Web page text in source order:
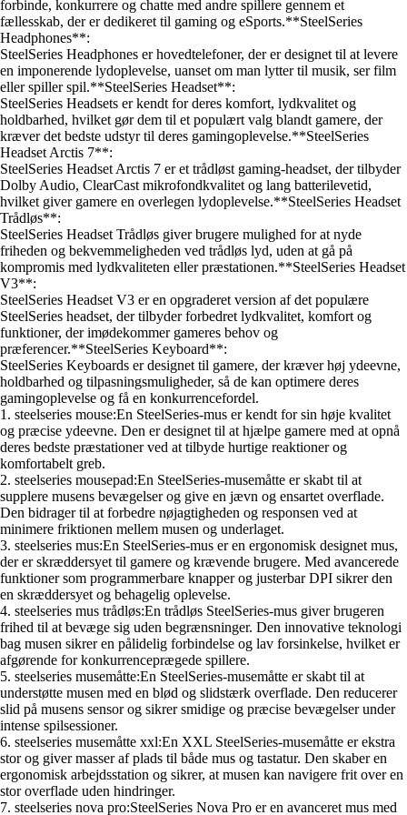
forbinde, konkurrere og chatte med andre spillere gennem et
fællesskab, der er dedikeret til gaming og eSports.**SteelSeries
Headphones**:
SteelSeries Headphones er hovedtelefoner, der er designet til at levere
en imponerende lydoplevelse, uanset om man lytter til musik, ser film
eller spiller spil.**SteelSeries Headset**:
SteelSeries Headsets er kendt for deres komfort, lydkvalitet og
holdbarhed, hvilket gør dem til et populært valg blandt gamere, der
kræver det bedste udstyr til deres gamingoplevelse.**SteelSeries
Headset Arctis 7**:
SteelSeries Headset Arctis 7 er et trådløst gaming-headset, der tilbyder
Dolby Audio, ClearCast mikrofondkvalitet og lang batterilevetid,
hvilket giver gamere en overlegen lydoplevelse.**SteelSeries Headset
Trådløs**:
SteelSeries Headset Trådløs giver brugere mulighed for at nyde
friheden og bekvemmeligheden ved trådløs lyd, uden at gå på
kompromis med lydkvaliteten eller præstationen.**SteelSeries Headset
V3**:
SteelSeries Headset V3 er en opgraderet version af det populære
SteelSeries headset, der tilbyder forbedret lydkvalitet, komfort og
funktioner, der imødekommer gameres behov og
præferencer.**SteelSeries Keyboard**:
SteelSeries Keyboards er designet til gamere, der kræver høj ydeevne,
holdbarhed og tilpasningsmuligheder, så de kan optimere deres
gamingoplevelse og få en konkurrencefordel.
1. steelseries mouse:En SteelSeries-mus er kendt for sin høje kvalitet
og præcise ydeevne. Den er designet til at hjælpe gamere med at opnå
deres bedste præstationer ved at tilbyde hurtige reaktioner og
komfortabelt greb.
2. steelseries mousepad:En SteelSeries-musemåtte er skabt til at
supplere musens bevægelser og give en jævn og ensartet overflade.
Den bidrager til at forbedre nøjagtigheden og responsen ved at
minimere friktionen mellem musen og underlaget.
3. steelseries mus:En SteelSeries-mus er en ergonomisk designet mus,
der er skræddersyet til gamere og krævende brugere. Med avancerede
funktioner som programmerbare knapper og justerbar DPI sikrer den
en skræddersyet og behagelig oplevelse.
4. steelseries mus trådløs:En trådløs SteelSeries-mus giver brugeren
frihed til at bevæge sig uden begrænsninger. Den innovative teknologi
bag musen sikrer en pålidelig forbindelse og lav forsinkelse, hvilket er
afgørende for konkurrenceprægede spillere.
5. steelseries musemåtte:En SteelSeries-musemåtte er skabt til at
understøtte musen med en blød og slidstærk overflade. Den reducerer
slid på musens sensor og sikrer smidige og præcise bevægelser under
intense spilsessioner.
6. steelseries musemåtte xxl:En XXL SteelSeries-musemåtte er ekstra
stor og giver masser af plads til både mus og tastatur. Den skaber en
ergonomisk arbejdsstation og sikrer, at musen kan navigere frit over en
stor overflade uden hindringer.
7. steelseries nova pro:SteelSeries Nova Pro er en avanceret mus med